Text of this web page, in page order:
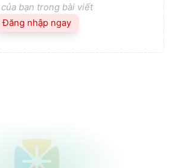
bạn trong bài viết
Đăng nhập ngay